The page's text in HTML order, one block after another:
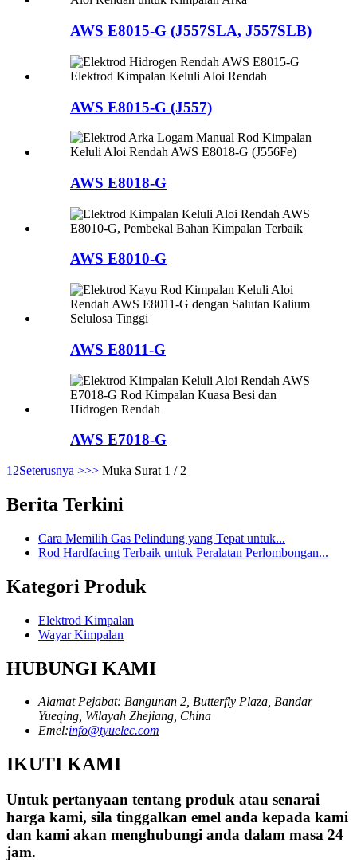
AWS E8015-G (J557SLA, J557SLB)
AWS E8015-G (J557)
AWS E8018-G
AWS E8010-G
AWS E8011-G
AWS E7018-G
1 2Seterusnya >>> Muka Surat 1 / 2
Berita Terkini
Cara Memilih Gas Pelindung yang Tepat untuk...
Rod Hardfacing Terbaik untuk Peralatan Perlombongan...
Kategori Produk
Elektrod Kimpalan
Wayar Kimpalan
HUBUNGI KAMI
Alamat Pejabat: Bangunan 2, Butterfly Plaza, Bandar
Yueqing, Wilayah Zhejiang, China
Emel:info@tyuelec.com
IKUTI KAMI
Untuk pertanyaan tentang produk atau senarai
harga kami, sila tinggalkan emel anda kepada kami
dan kami akan menghubungi anda dalam masa 24
jam.